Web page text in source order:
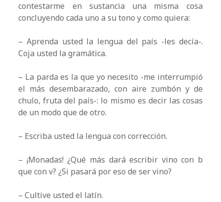
contestarme en sustancia una misma cosa
concluyendo cada uno a su tono y como quiera:
– Aprenda usted la lengua del país -les decía-.
Coja usted la gramática.
– La parda es la que yo necesito -me interrumpió
el más desembarazado, con aire zumbón y de
chulo, fruta del país-: lo mismo es decir las cosas
de un modo que de otro.
– Escriba usted la lengua con corrección.
– ¡Monadas! ¿Qué más dará escribir vino con b
que con v? ¿Si pasará por eso de ser vino?
– Cultive usted el latín.